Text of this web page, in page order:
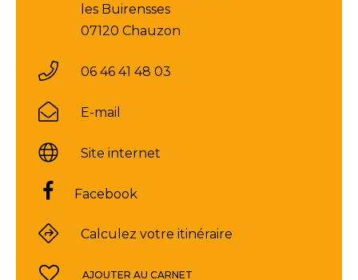
les Buirensses
07120 Chauzon
06 46 41 48 03
E-mail
Site internet
Facebook
Calculez votre itinéraire
AJOUTER AU CARNET